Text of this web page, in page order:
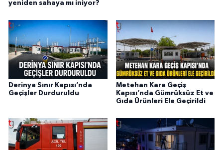
yeniden sahaya mı iniyor?
Derinya Sınır Kapısı’nda
Geçişler Durduruldu
Metehan Kara Geçiş
Kapısı’nda Gümrüksüz Et ve
Gıda Ürünleri Ele Geçirildi